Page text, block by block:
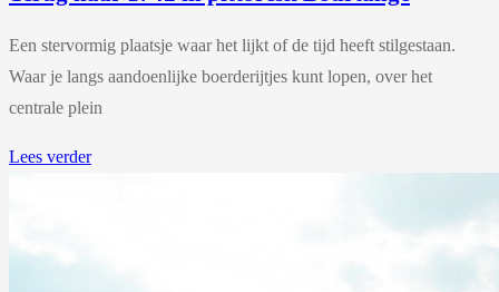
Een stervormig plaatsje waar het lijkt of de tijd heeft stilgestaan.
Waar je langs aandoenlijke boerderijtjes kunt lopen, over het
centrale plein
Lees verder